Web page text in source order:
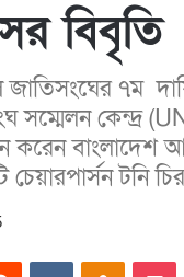
বিবৃতি
জাতিসংঘের ৭ম
সম্মেলন কেন্দ্র
করেন বাংলাদেশ
টনি